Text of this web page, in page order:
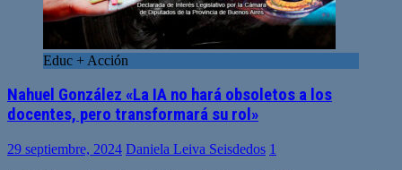
Educ + Acción
Nahuel González «La IA no hará obsoletos a los
docentes, pero transformará su rol»
29 septiembre, 2024 Daniela Leiva Seisdedos 1